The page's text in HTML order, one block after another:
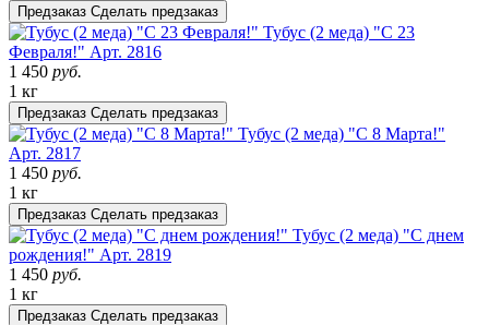
Предзаказ Сделать предзаказ
Тубус (2 меда) "С 23
Февраля!" Арт. 2816
1 450 руб.
1 кг
Предзаказ Сделать предзаказ
Тубус (2 меда) "С 8 Марта!"
Арт. 2817
1 450 руб.
1 кг
Предзаказ Сделать предзаказ
Тубус (2 меда) "С днем
рождения!" Арт. 2819
1 450 руб.
1 кг
Предзаказ Сделать предзаказ